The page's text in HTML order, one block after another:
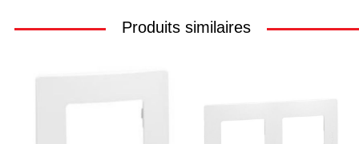
Produits similaires